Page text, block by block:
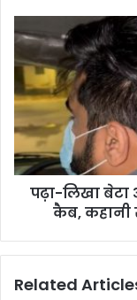
पढ़ा-लिखा बेटा
कैब, कहानी
Related